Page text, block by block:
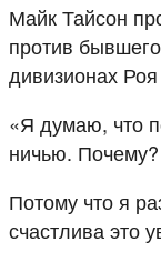
Майк Тайсон
против
дивизионах
«Я думаю, что
ничью. Почему?
Потому что я
счастлива это